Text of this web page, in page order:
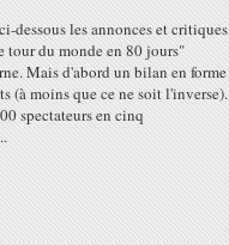
dessous les annonces et critiques
tour du monde en 80 jours"
Mais d'abord un bilan en forme
(à moins que ce ne soit l'inverse).
spectateurs en cinq